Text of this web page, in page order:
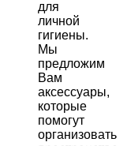
для
личной
гигиены.
Мы
предложим
Вам
аксессуары,
которые
помогут
организовать